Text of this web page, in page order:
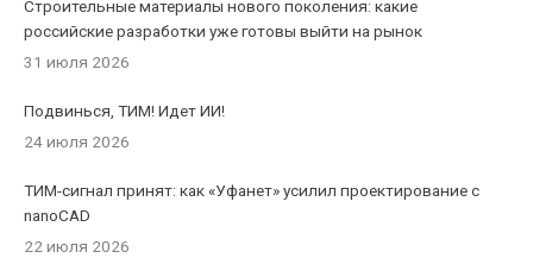
Строительные материалы нового поколения: какие
российские разработки уже готовы выйти на рынок
31 июля 2026
Подвинься, ТИМ! Идет ИИ!
24 июля 2026
ТИМ-сигнал принят: как «Уфанет» усилил проектирование с
nanoCAD
22 июля 2026